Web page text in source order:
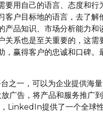
用自己的语言、态度和行
户目标地的语言，去了
品知识、市场分析能力
系也是至关重要的，这
赢得客户的忠诚和口碑。
一，可以为企业提供海量
告，将产品和服务推广到
LinkedIn提供了一个全球